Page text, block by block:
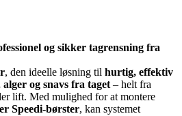
og sikker tagrensning fra
, den ideelle løsning til hurtig, effektiv
og snavs fra taget – helt fra
lift. Med mulighed for at montere
Speedi-børster, kan systemet